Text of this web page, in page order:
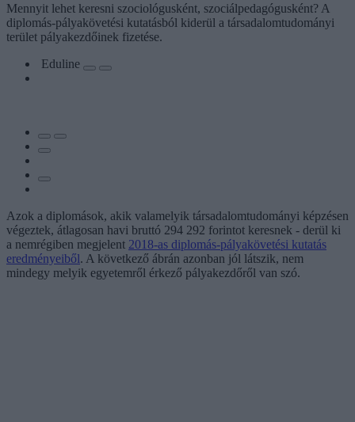
Mennyit lehet keresni szociológusként, szociálpedagógusként? A
diplomás-pályakövetési kutatásból kiderül a társadalomtudományi
terület pályakezdőinek fizetése.
Eduline
Azok a diplomások, akik valamelyik társadalomtudományi képzésen
végeztek, átlagosan havi bruttó 294 292 forintot keresnek - derül ki
a nemrégiben megjelent 2018-as diplomás-pályakövetési kutatás
eredményeiből. A következő ábrán azonban jól látszik, nem
mindegy melyik egyetemről érkező pályakezdőről van szó.